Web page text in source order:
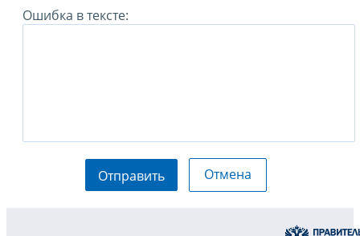
Ошибка в тексте:
Отправить Отмена